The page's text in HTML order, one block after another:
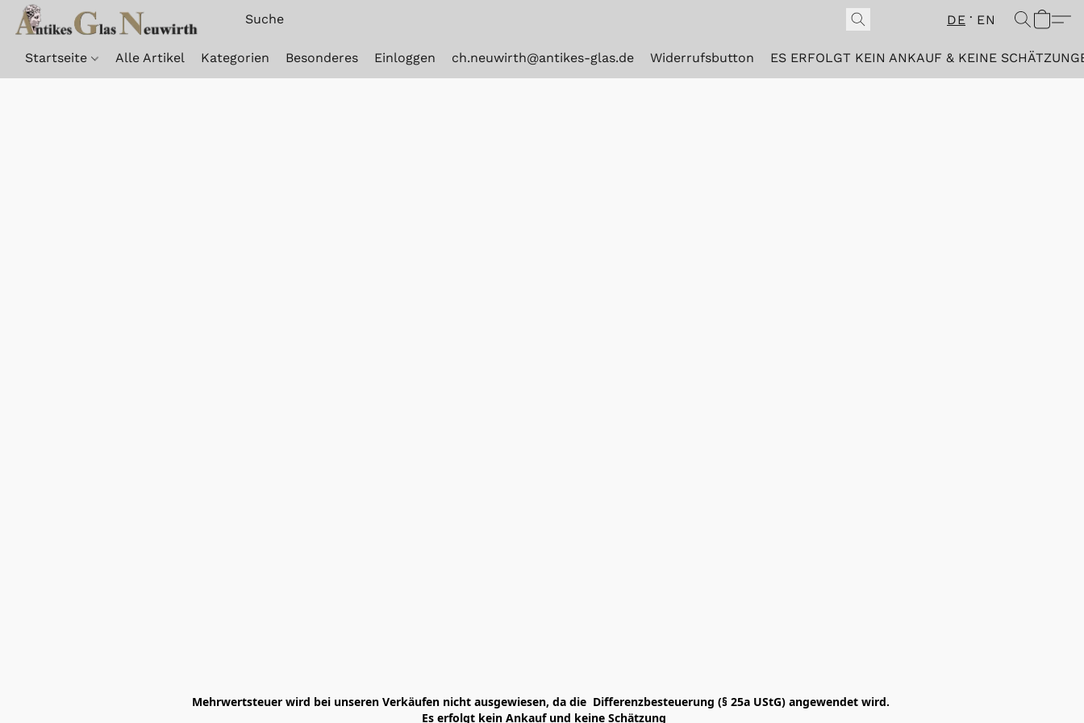
DE EN
Startseite Alle Artikel Kategorien Besonderes Einloggen ch.neuwirth@antikes-glas.de Widerrufsbutton ES ERFOLGT KEIN ANKAUF & KEINE
Mehrwertsteuer wird bei unseren Verkäufen nicht ausgewiesen, da die  Differenzbesteuerung (§ 25a UStG) angewendet wird.